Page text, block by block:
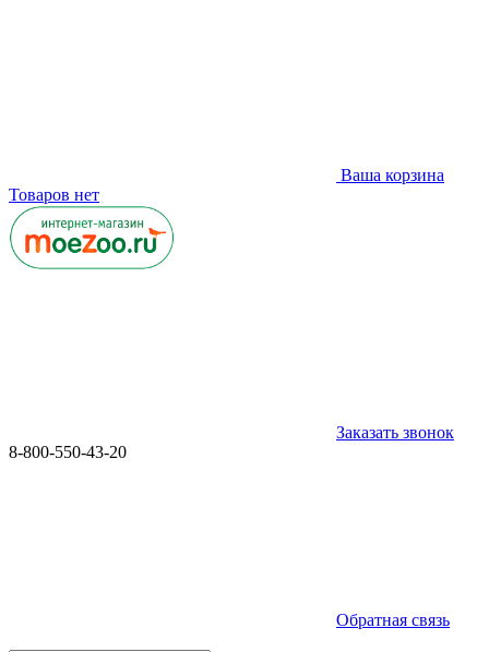
Ваша корзина
Товаров нет
Заказать звонок
8-800-550-43-20
Обратная связь